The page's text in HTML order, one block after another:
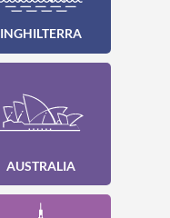
INGHILTERRA
AUSTRALIA